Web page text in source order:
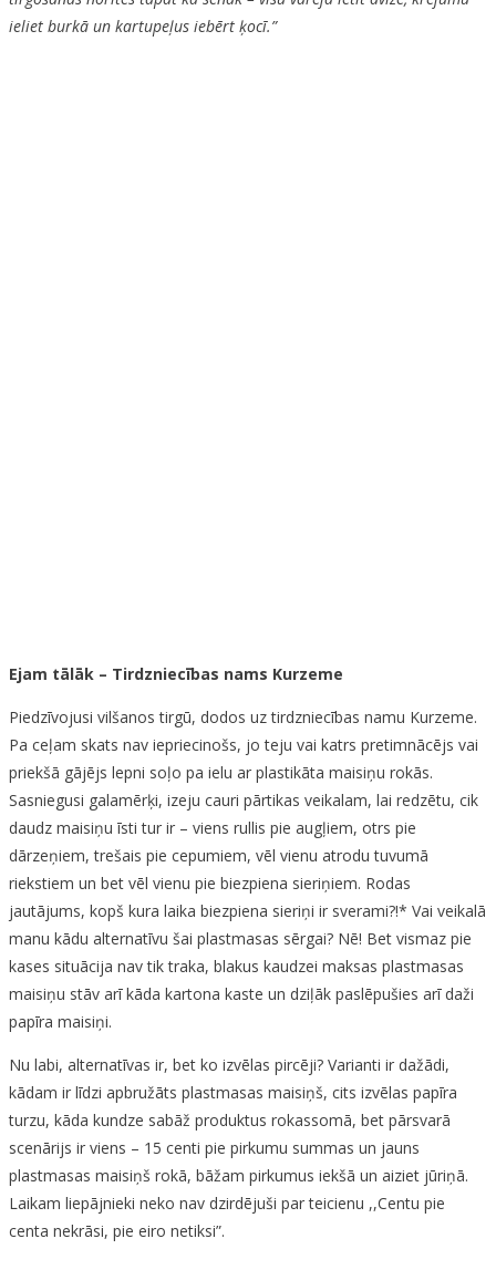
ieliet burkā un kartupeļus iebērt ķocī.”
Ejam tālāk – Tirdzniecības nams Kurzeme
Piedzīvojusi vilšanos tirgū, dodos uz tirdzniecības namu Kurzeme.
Pa ceļam skats nav iepriecinošs, jo teju vai katrs pretimnācējs vai
priekšā gājējs lepni soļo pa ielu ar plastikāta maisiņu rokās.
Sasniegusi galamērķi, izeju cauri pārtikas veikalam, lai redzētu, cik
daudz maisiņu īsti tur ir – viens rullis pie augļiem, otrs pie
dārzeņiem, trešais pie cepumiem, vēl vienu atrodu tuvumā
riekstiem un bet vēl vienu pie biezpiena sieriņiem. Rodas
jautājums, kopš kura laika biezpiena sieriņi ir sverami?!* Vai veikalā
manu kādu alternatīvu šai plastmasas sērgai? Nē! Bet vismaz pie
kases situācija nav tik traka, blakus kaudzei maksas plastmasas
maisiņu stāv arī kāda kartona kaste un dziļāk paslēpušies arī daži
papīra maisiņi.
Nu labi, alternatīvas ir, bet ko izvēlas pircēji? Varianti ir dažādi,
kādam ir līdzi apbružāts plastmasas maisiņš, cits izvēlas papīra
turzu, kāda kundze sabāž produktus rokassomā, bet pārsvarā
scenārijs ir viens – 15 centi pie pirkumu summas un jauns
plastmasas maisiņš rokā, bāžam pirkumus iekšā un aiziet jūriņā.
Laikam liepājnieki neko nav dzirdējuši par teicienu ,,Centu pie
centa nekrāsi, pie eiro netiksi”.